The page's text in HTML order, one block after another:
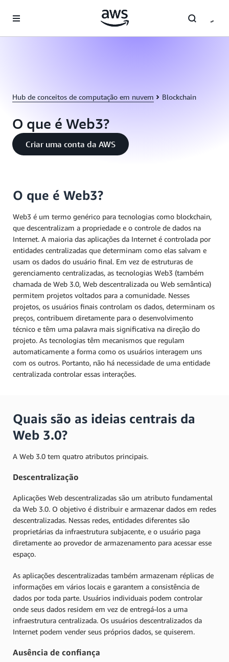
Pular para o conteúdo principal
Hub de conceitos de computação em nuvem Blockchain
O que é Web3?
Criar uma conta da AWS
O que é Web3?
Web3 é um termo genérico para tecnologias como blockchain,
que descentralizam a propriedade e o controle de dados na
Internet. A maioria das aplicações da Internet é controlada por
entidades centralizadas que determinam como elas salvam e
usam os dados do usuário final. Em vez de estruturas de
gerenciamento centralizadas, as tecnologias Web3 (também
chamada de Web 3.0, Web descentralizada ou Web semântica)
permitem projetos voltados para a comunidade. Nesses
projetos, os usuários finais controlam os dados, determinam os
preços, contribuem diretamente para o desenvolvimento
técnico e têm uma palavra mais significativa na direção do
projeto. As tecnologias têm mecanismos que regulam
automaticamente a forma como os usuários interagem uns
com os outros. Portanto, não há necessidade de uma entidade
centralizada controlar essas interações.
Quais são as ideias centrais da
Web 3.0?
A Web 3.0 tem quatro atributos principais.
Descentralização
Aplicações Web descentralizadas são um atributo fundamental
da Web 3.0. O objetivo é distribuir e armazenar dados em redes
descentralizadas. Nessas redes, entidades diferentes são
proprietárias da infraestrutura subjacente, e o usuário paga
diretamente ao provedor de armazenamento para acessar esse
espaço.
As aplicações descentralizadas também armazenam réplicas de
informações em vários locais e garantem a consistência de
dados por toda parte. Usuários individuais podem controlar
onde seus dados residem em vez de entregá-los a uma
infraestrutura centralizada. Os usuários descentralizados da
Internet podem vender seus próprios dados, se quiserem.
Ausência de confiança